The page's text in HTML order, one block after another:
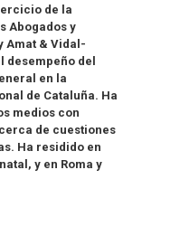
de la
Abogados y
Amat & Vidal-
desempeño del
en la
de Cataluña. Ha
medios con
de cuestiones
Ha residido en
y en Roma y